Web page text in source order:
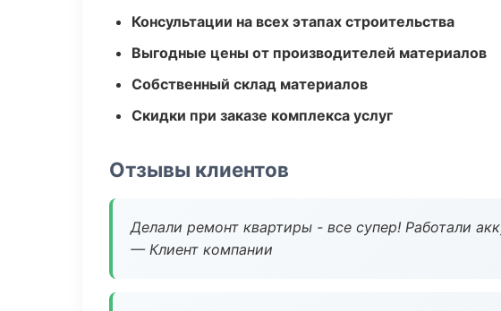
Консультации на всех этапах строительства
Выгодные цены от производителей материалов
Собственный склад материалов
Скидки при заказе комплекса услуг
Отзывы клиентов
Делали ремонт квартиры - все супер! Работали
— Клиент компании